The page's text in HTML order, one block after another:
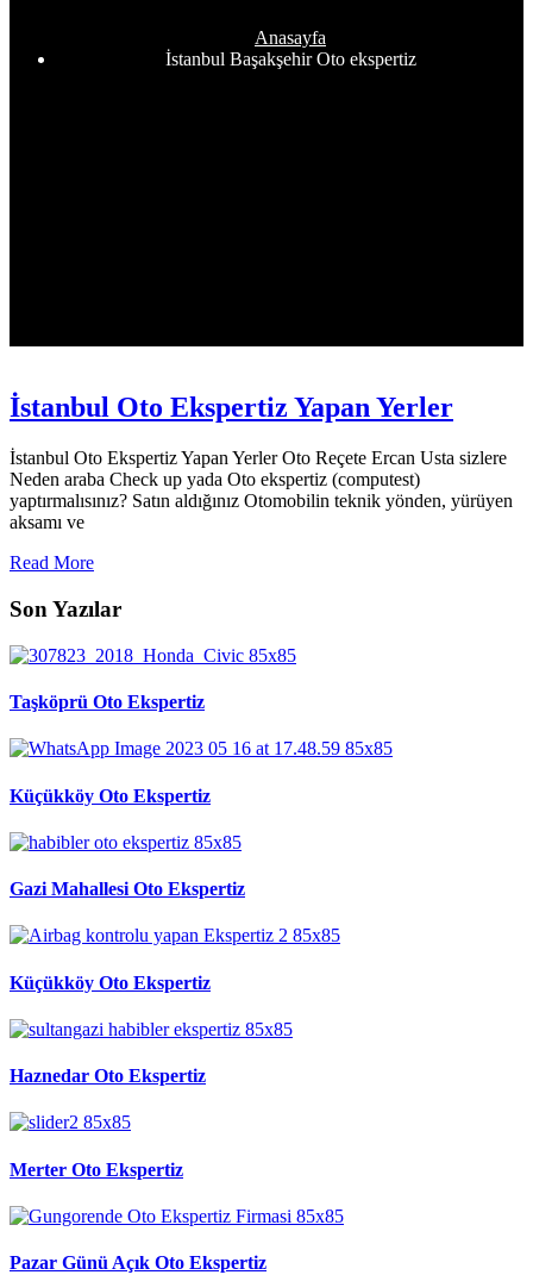
Anasayfa
İstanbul Başakşehir Oto ekspertiz
İstanbul Oto Ekspertiz Yapan Yerler
İstanbul Oto Ekspertiz Yapan Yerler Oto Reçete Ercan Usta sizlere
Neden araba Check up yada Oto ekspertiz (computest)
yaptırmalısınız? Satın aldığınız Otomobilin teknik yönden, yürüyen
aksamı ve
Read More
Son Yazılar
Taşköprü Oto Ekspertiz
Küçükköy Oto Ekspertiz
Gazi Mahallesi Oto Ekspertiz
Küçükköy Oto Ekspertiz
Haznedar Oto Ekspertiz
Merter Oto Ekspertiz
Pazar Günü Açık Oto Ekspertiz